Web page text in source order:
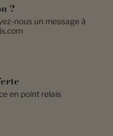
?
nous un message à
en point relais